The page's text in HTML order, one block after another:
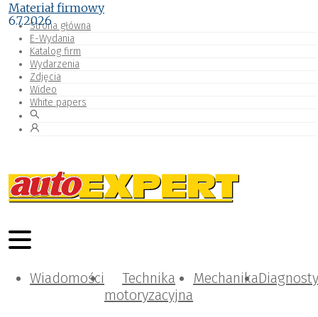
Strona główna
E-Wydania
Katalog firm
Wydarzenia
Zdjęcia
Wideo
White papers
Wiadomości
Technika
motoryzacyjna
Mechanika
Materiał firmowy
6.7.2026